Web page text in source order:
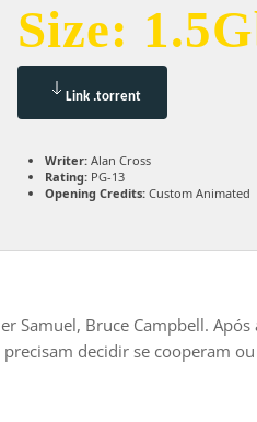
Size:
Link .torrent
Writer: Alan Cross
Rating: PG-13
Opening Credits: Custom Animated
Samuel, Bruce Campbell.
decidir se cooperam